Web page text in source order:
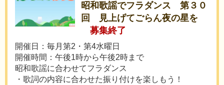
昭和歌謡でフラダンス 第３０
回 見上げてごらん夜の星を
募集終了
開催日：毎月第2・第4水曜日
開催時間：午後1時から午後2時まで
昭和歌謡に合わせてフラダンス
・歌詞の内容に合わせた振り付けを楽しもう！